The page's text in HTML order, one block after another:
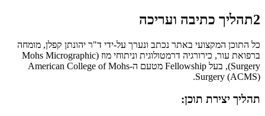
2תהליך כתיבה ועריכה
כל התוכן המקצועי באתר נכתב ונערך על-ידי ד"ר יהונתן קפלן, מומחה
ברפואת עור, כירורגיה דרמטולוגית וניתוחי מוז (Mohs Micrographic
Surgery), בעל Fellowship מטעם ה-American College of Mohs
Surgery (ACMS).
תהליך יצירת תוכן: